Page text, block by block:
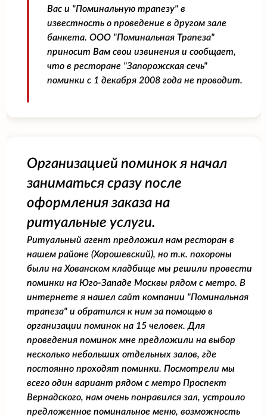
Вас и "Поминальную трапезу" в
известность о проведение в другом зале
банкета. ООО "Поминальная Трапеза"
приносит Вам свои извинения и сообщает,
что в ресторане "Запорожская сечь"
поминки с 1 декабря 2008 года не проводит.
Организацией поминок я начал
заниматься сразу после
оформления заказа на
ритуальные услуги.
Ритуальный агент предложил нам ресторан в
нашем районе (Хорошевский), но т.к. похороны
были на Хованском кладбище мы решили провести
поминки на Юго-Западе Москвы рядом с метро. В
интернете я нашел сайт компании "Поминальная
трапеза" и обратился к ним за помощью в
организации поминок на 15 человек. Для
проведения поминок мне предложили на выбор
несколько небольших отдельных залов, где
постоянно проходят поминки. Посмотрели мы
всего один вариант рядом с метро Проспект
Вернадского, нам очень понравился зал, устроило
предложенное поминальное меню, возможность